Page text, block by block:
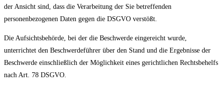
der Ansicht sind, dass die Verarbeitung der Sie betreffenden
personenbezogenen Daten gegen die DSGVO verstößt.
Die Aufsichtsbehörde, bei der die Beschwerde eingereicht wurde,
unterrichtet den Beschwerdeführer über den Stand und die Ergebnisse der
Beschwerde einschließlich der Möglichkeit eines gerichtlichen Rechtsbehelfs
nach Art. 78 DSGVO.